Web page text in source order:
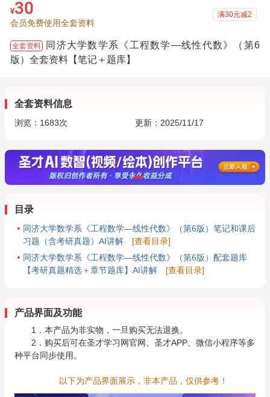
¥30
会员免费使用全套资料
满30元减2
全套资料
同济大学数学系《工程数学—线性代数》（第6
版）全套资料【笔记＋题库】
全套资料信息
浏览： 1683次 更新：2025/11/17
目录
同济大学数学系《工程数学—线性代数》（第6版）笔记和课后
习题（含考研真题）AI讲解
[查看目录]
同济大学数学系《工程数学—线性代数》（第6版）配套题库
【考研真题精选＋章节题库】AI讲解
[查看目录]
产品界面及功能
1．本产品为非实物，一旦购买无法退换。
2．购买后可在圣才学习网官网、圣才APP、微信小程序等多
种平台同步使用。
以下为产品界面展示，非本产品，仅供参考！